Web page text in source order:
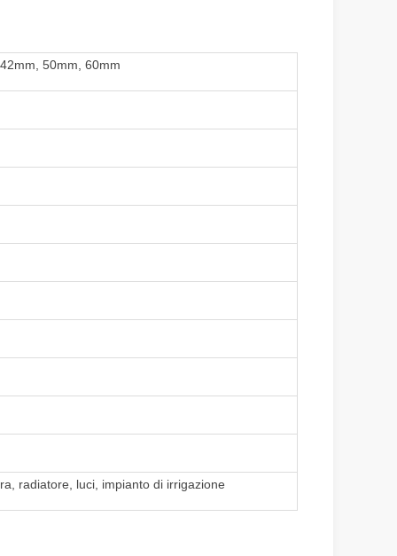
50mm, 60mm
radiatore, luci, impianto di irrigazione